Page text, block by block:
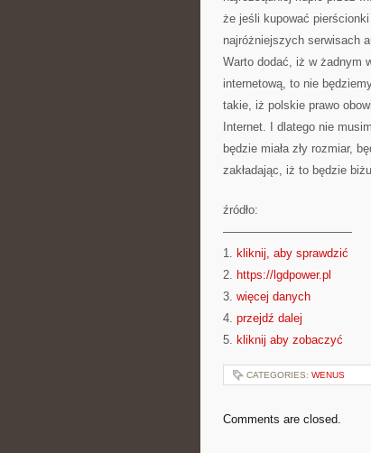
że jeśli kupować
najróżniejszych serwisach
Warto dodać, iż w żadnym
internetową, to nie
takie, iż polskie prawo
Internet. I dlatego nie
będzie miała zły rozmiar,
zakładając, iż to będzie
źródło:
———————————
1. kliknij, aby sprawdzić
2. https://lgdpower.pl
3. więcej danych
4. przejdź dalej
5. kliknij aby zobaczyć
CATEGORIES: WENUS
Comments are closed.